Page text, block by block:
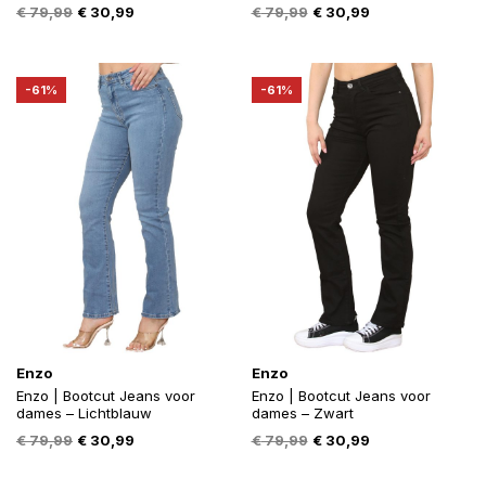
€79,99 Oorspronkelijke
€ 79,99.
€ 30,99
€ 30,99.
€79,99 Oorspronkelijke
€ 79,99.
€30,99Huidige
€ 30,99.
-61%
Enzo
Enzo | Bootcut Jeans voor
dames – Lichtblauw
€79,99 Oorspronkelijke
€ 30,99
-61%
Enzo
Enzo | Bootcut Jeans voor
dames – Zwart
€79,99 Oorspronkelijke
€30,99Huidige